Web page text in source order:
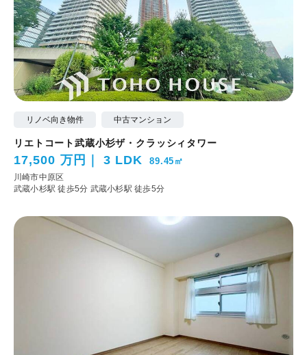
リノベ向き物件 中古マンション
リエトコート武蔵小杉ザ・クラッシィタワー
17,500 万円 3 LDK 89.45㎡
川崎市中原区
武蔵小杉駅 徒歩5分 武蔵小杉駅 徒歩5分